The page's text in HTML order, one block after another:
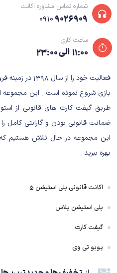
داستان بازی Shadow Tactics
همچنین تقابل شورش یک شورشی و
بازی جذابیتی بالا دارد.
شماره تماس مشاوره اکانت
۰۹۱۰ ۹۰۲۶۹۰۹
ساعت کاری
۱۱:۰۰ الی ۲۳:۰۰
فعالیت خود را
بازی شروع نموده است . این مجموعه
طریق گیفت کارت های قانونی از
ضمانت قانونی بودن و گارانتی کامل
این مجموعه در حال تلاش هستیم که
بهره ببرید .
اکانت قانونی پلی استیشن ۵
پلی استیشن پلاس
گیفت کارت
پوبو تی وی